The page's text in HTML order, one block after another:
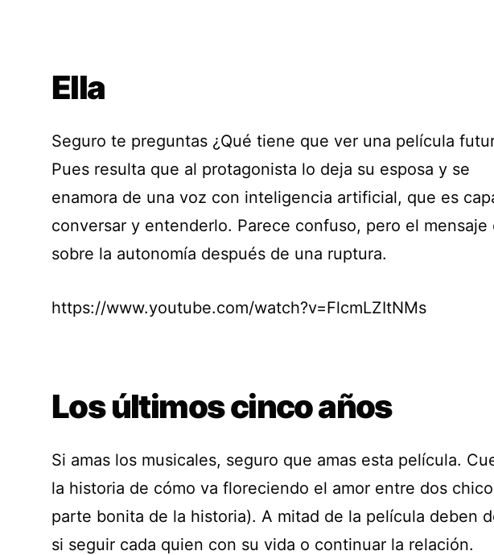
Ella
Seguro te preguntas ¿Qué tiene que ver una película
Pues resulta que al protagonista lo deja su esposa y se
enamora de una voz con inteligencia artificial, que es
conversar y entenderlo. Parece confuso, pero el mensaje
sobre la autonomía después de una ruptura.
https://www.youtube.com/watch?v=FlcmLZItNMs
Los últimos cinco años
Si amas los musicales, seguro que amas esta película.
la historia de cómo va floreciendo el amor entre dos
parte bonita de la historia). A mitad de la película deben
si seguir cada quien con su vida o continuar la relación.